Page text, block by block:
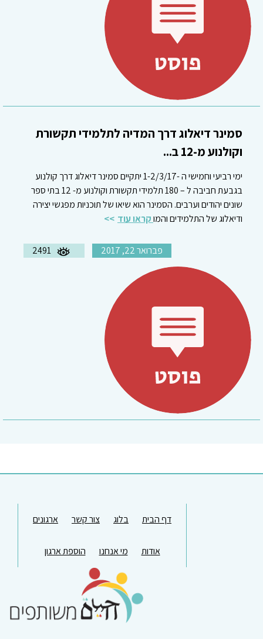
סמינר דיאלוג דרך המדיה לתלמידי תקשורת
וקולנוע מ-12 ב...
ימי רביעי וחמישי ה -1-2/3/17 יתקיים סמינר דיאלוג דרך קולנוע
בגבעת חביבה ל – 180 תלמידי תקשורת וקולנוע מ- 12 בתי ספר
שונים יהודים וערבים. הסמינר הוא שיאו של תוכניות מפגשי יצירה
ודיאלוג של התלמידים והמוקראו עוד
פברואר 22, 2017 2491
דף הבית בלוג צור קשר ארגונים
אודות מי אנחנו הוספת ארגון